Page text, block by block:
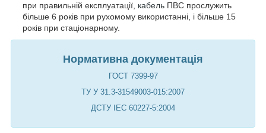
при правильній експлуатації, кабель ПВС прослужить
більше 6 років при рухомому використанні, і більше 15
років при стаціонарному.
Нормативна документація
ГОСТ 7399-97
ТУ У 31.3-31549003-015:2007
ДСТУ IEC 60227-5:2004